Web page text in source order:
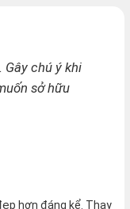
chú ý khi
sở hữu
hơn đáng kể. Thay